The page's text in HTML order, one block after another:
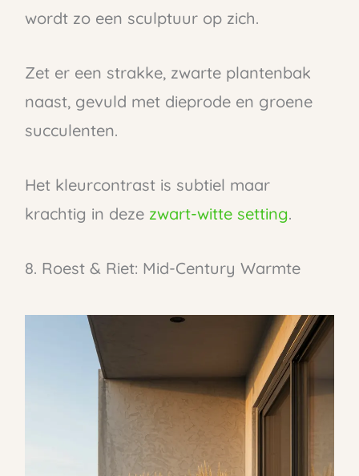
wordt zo een sculptuur op zich.
Zet er een strakke, zwarte plantenbak
naast, gevuld met dieprode en groene
succulenten.
Het kleurcontrast is subtiel maar
krachtig in deze zwart-witte setting.
8. Roest & Riet: Mid-Century Warmte